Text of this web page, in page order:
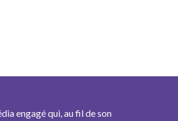
engagé qui, au fil de son